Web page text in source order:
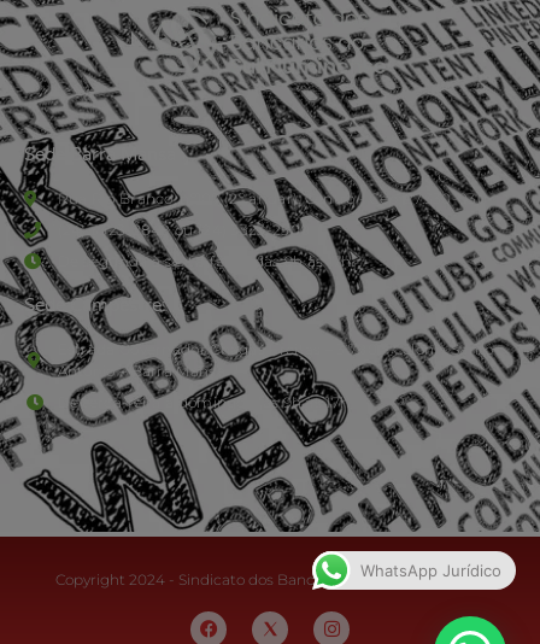
Sede Barra Mansa
Rua Rio Branco, nº107 (2º andar), Centro - Cep: 27.330-030
(24) 3323-2848 ou (24) 3323-2500
De segunda à sexta-feira , das 9h às 17h.
Sede Campestre:
Estrada Governador Chagas Freitas – 3.780 – Colônia Santo
Antônio – Barra Mansa
De terça-feira a domingo, das 9h às 17h
Copyright 2024 - Sindicato dos Bancários do Sul Fluminense
WhatsApp Jurídico